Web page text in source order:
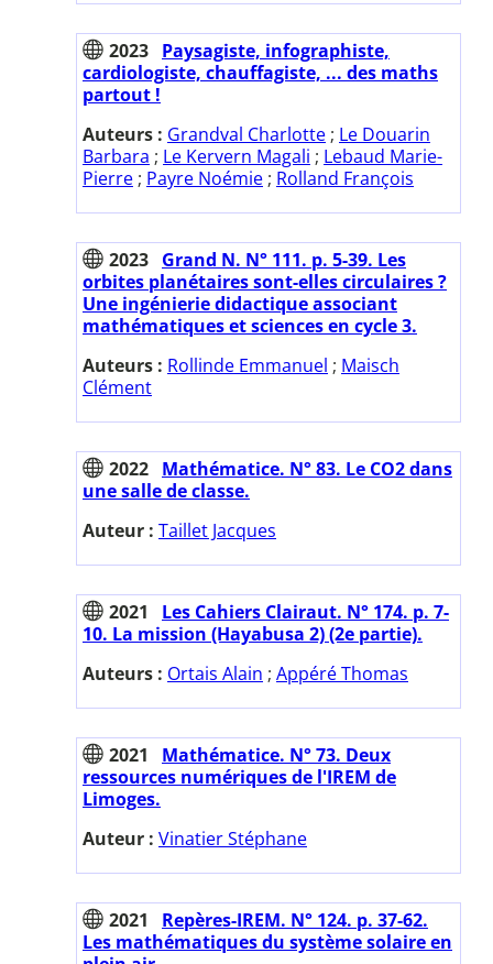
2023 Paysagiste, infographiste,
cardiologiste, chauffagiste, ... des maths
partout !
Auteurs : Grandval Charlotte ; Le Douarin
Barbara ; Le Kervern Magali ; Lebaud Marie-
Pierre ; Payre Noémie ; Rolland François
2023 Grand N. N° 111. p. 5-39. Les
orbites planétaires sont-elles circulaires ?
Une ingénierie didactique associant
mathématiques et sciences en cycle 3.
Auteurs : Rollinde Emmanuel ; Maisch
Clément
2022 Mathématice. N° 83. Le CO2 dans
une salle de classe.
Auteur : Taillet Jacques
2021
Les Cahiers Clairaut. N° 174. p. 7-
10. La mission (Hayabusa 2) (2e partie).
Auteurs : Ortais Alain ; Appéré Thomas
2021
Mathématice. N° 73. Deux
ressources numériques de l'IREM de
Limoges.
Auteur : Vinatier Stéphane
2021
Repères-IREM. N° 124. p. 37-62.
Les mathématiques du système solaire en